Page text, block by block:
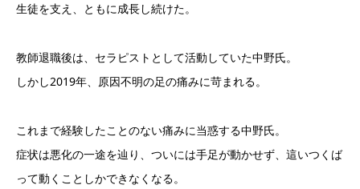
生徒を支え、ともに成長し続けた。
教師退職後は、セラピストとして活動していた中野氏。
しかし2019年、原因不明の足の痛みに苛まれる。
これまで経験したことのない痛みに当惑する中野氏。
症状は悪化の一途を辿り、ついには手足が動かせず、這いつくば
って動くことしかできなくなる。